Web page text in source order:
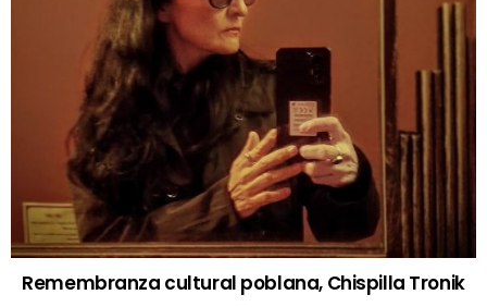
Remembranza cultural poblana, Chispilla Tronik